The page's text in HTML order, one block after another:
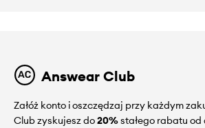
Answear Club
Załóż konto i oszczędzaj przy każdym
Club zyskujesz do20%stałego rabatu